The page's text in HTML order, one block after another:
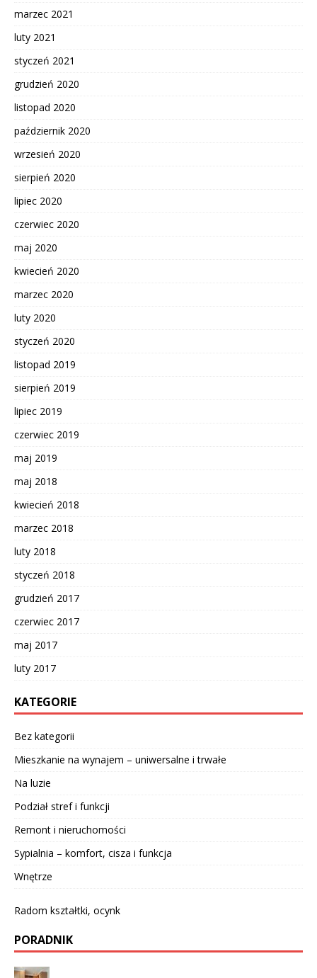
marzec 2021
luty 2021
styczeń 2021
grudzień 2020
listopad 2020
październik 2020
wrzesień 2020
sierpień 2020
lipiec 2020
czerwiec 2020
maj 2020
kwiecień 2020
marzec 2020
luty 2020
styczeń 2020
listopad 2019
sierpień 2019
lipiec 2019
czerwiec 2019
maj 2019
maj 2018
kwiecień 2018
marzec 2018
luty 2018
styczeń 2018
grudzień 2017
czerwiec 2017
maj 2017
luty 2017
KATEGORIE
Bez kategorii
Mieszkanie na wynajem – uniwersalne i trwałe
Na luzie
Podział stref i funkcji
Remont i nieruchomości
Sypialnia – komfort, cisza i funkcja
Wnętrze
Radom kształtki, ocynk
PORADNIK